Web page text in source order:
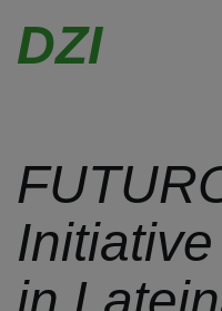
Zum
Inhalt
springen
DZI